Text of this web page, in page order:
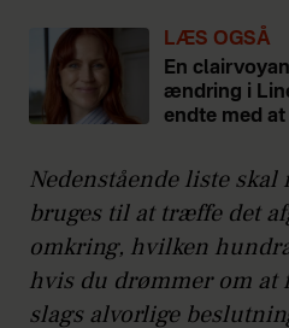
LÆS OGSÅ
En
ændring i
endte med
Nedenstående liste
bruges til at træffe det
omkring, hvilken
hvis du drømmer om at
slags alvorlige